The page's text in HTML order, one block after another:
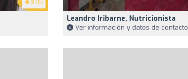
5 (5)
Leandro Iribarne, Nutricionista
Ver información y datos de contacto